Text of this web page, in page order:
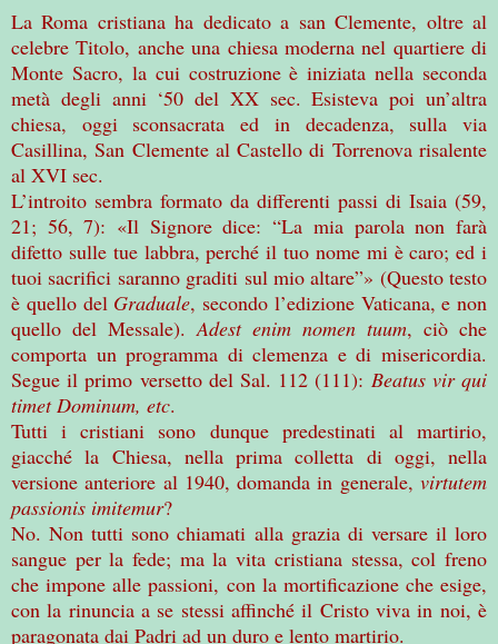
La Roma cristiana ha dedicato a san Clemente, oltre al
celebre Titolo, anche una chiesa moderna nel quartiere di
Monte Sacro, la cui costruzione è iniziata nella seconda
metà degli anni ‘50 del XX sec. Esisteva poi un’altra
chiesa, oggi sconsacrata ed in decadenza, sulla via
Casillina, San Clemente al Castello di Torrenova risalente
al XVI sec.
L’introito sembra formato da differenti passi di Isaia (59,
21; 56, 7): «Il Signore dice: “La mia parola non farà
difetto sulle tue labbra, perché il tuo nome mi è caro; ed i
tuoi sacrifici saranno graditi sul mio altare”» (Questo testo
è quello del Graduale, secondo l’edizione Vaticana, e non
quello del Messale). Adest enim nomen tuum, ciò che
comporta un programma di clemenza e di misericordia.
Segue il primo versetto del Sal. 112 (111): Beatus vir qui
timet Dominum, etc.
Tutti i cristiani sono dunque predestinati al martirio,
giacché la Chiesa, nella prima colletta di oggi, nella
versione anteriore al 1940, domanda in generale, virtutem
passionis imitemur?
No. Non tutti sono chiamati alla grazia di versare il loro
sangue per la fede; ma la vita cristiana stessa, col freno
che impone alle passioni, con la mortificazione che esige,
con la rinuncia a se stessi affinché il Cristo viva in noi, è
paragonata dai Padri ad un duro e lento martirio.